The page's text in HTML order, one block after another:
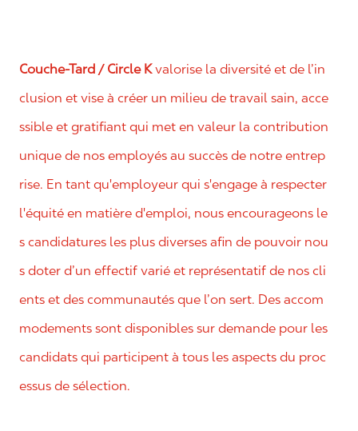
Couche-Tard / Circle Kvalorise la diversité et de l’in
clusion et vise à créer un milieu de travail sain, acce
ssible et gratifiant qui met en valeur la contribution
unique de nos employés au succès de notre entrep
rise. En tant qu'employeur qui s'engage à respecter
l'équité en matière d'emploi, nous encourageons le
s candidatures les plus diverses afin de pouvoir nou
s doter d’un effectif varié et représentatif de nos cli
ents et des communautés que l’on sert. Des accom
modements sont disponibles sur demande pour les
candidats qui participent à tous les aspects du proc
essus de sélection.